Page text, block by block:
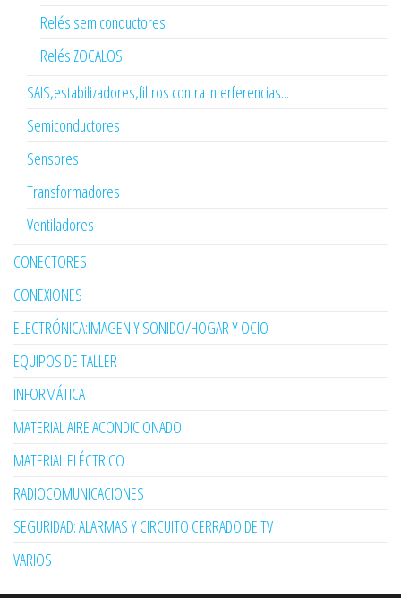
Relés semiconductores
Relés ZOCALOS
SAIS,estabilizadores,filtros contra interferencias...
Semiconductores
Sensores
Transformadores
Ventiladores
CONECTORES
CONEXIONES
ELECTRÓNICA:IMAGEN Y SONIDO/HOGAR Y OCIO
EQUIPOS DE TALLER
INFORMÁTICA
MATERIAL AIRE ACONDICIONADO
MATERIAL ELÉCTRICO
RADIOCOMUNICACIONES
SEGURIDAD: ALARMAS Y CIRCUITO CERRADO DE TV
VARIOS